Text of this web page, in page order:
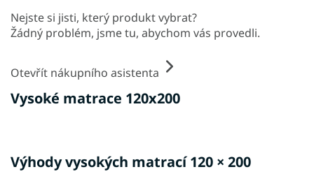
Vysoké matrace 120x200
Nejste si jisti, který produkt vybrat?
Žádný problém, jsme tu, abychom vás provedli.
Otevřít nákupního asistenta
Výhody vysokých matrací 120 × 200